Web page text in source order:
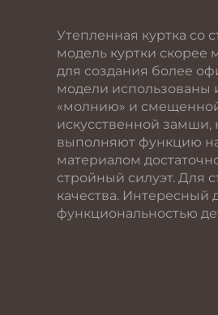
Утепленная куртка со
модель куртки
для создания более
модели использованы
«молнию» и
искусственной замши,
выполняют функцию
материалом
стройный силуэт. Для
качества. Интересный
функциональностью